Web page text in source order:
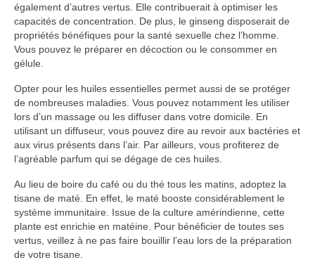
également d’autres vertus. Elle contribuerait à optimiser les
capacités de concentration. De plus, le ginseng disposerait de
propriétés bénéfiques pour la santé sexuelle chez l’homme.
Vous pouvez le préparer en décoction ou le consommer en
gélule.
Opter pour les huiles essentielles permet aussi de se protéger
de nombreuses maladies. Vous pouvez notamment les utiliser
lors d’un massage ou les diffuser dans votre domicile. En
utilisant un diffuseur, vous pouvez dire au revoir aux bactéries et
aux virus présents dans l’air. Par ailleurs, vous profiterez de
l’agréable parfum qui se dégage de ces huiles.
Au lieu de boire du café ou du thé tous les matins, adoptez la
tisane de maté. En effet, le maté booste considérablement le
système immunitaire. Issue de la culture amérindienne, cette
plante est enrichie en matéine. Pour bénéficier de toutes ses
vertus, veillez à ne pas faire bouillir l’eau lors de la préparation
de votre tisane.